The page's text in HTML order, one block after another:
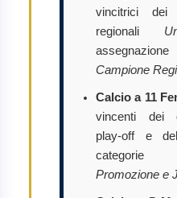
vincitrici dei
regionali
Campione
Calcio a 11
vincenti dei
play-off e
Promozione e